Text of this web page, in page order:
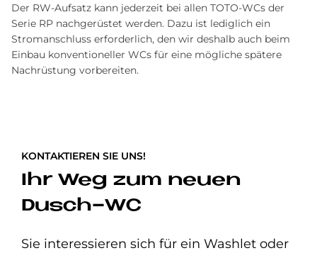
Der RW-Aufsatz kann jederzeit bei allen TOTO-WCs der
Serie RP nachgerüstet werden. Dazu ist lediglich ein
Stromanschluss erforderlich, den wir deshalb auch beim
Einbau konventioneller WCs für eine mögliche spätere
Nachrüstung vorbereiten.
KONTAKTIEREN SIE UNS!
Ihr Weg zum neuen
Dusch-WC
Sie interessieren sich für ein Washlet oder